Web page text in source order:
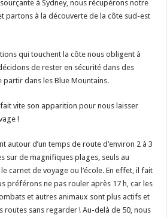
à Sydney, nous récupérons notre
partons à la découverte de la côte sud-est
qui touchent la côte nous obligent à
de rester en sécurité dans des
dans les Blue Mountains.
vite son apparition pour nous laisser
!
autour d’un temps de route d’environ 2 à 3
sur de magnifiques plages, seuls au
carnet de voyage ou l’école. En effet, il fait
préférons ne pas rouler après 17 h, car les
et autres animaux sont plus actifs et
routes sans regarder ! Au-delà de 50, nous